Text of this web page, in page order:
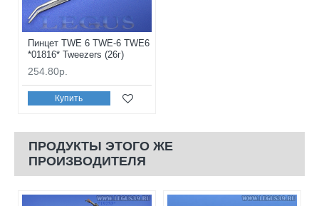
Пинцет TWE 6 TWE-6 TWE6
*01816* Tweezers (26г)
254.80р.
Купить
ПРОДУКТЫ ЭТОГО ЖЕ
ПРОИЗВОДИТЕЛЯ